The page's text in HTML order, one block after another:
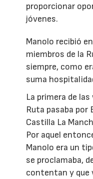
proporcionar
jóvenes.
Manolo recibió
miembros de la
siempre, como
suma
La primera de
Ruta pasaba por
Castilla La
Por aquel
Manolo era un
se proclamaba,
contentan y que